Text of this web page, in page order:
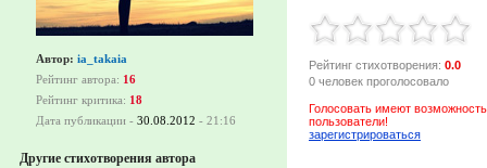
Автор: ia_takaia
Рейтинг автора: 16
Рейтинг критика: 18
Дата публикации - 30.08.2012 - 21:16
Другие стихотворения автора
Рейтинг стихотворения: 0.0
0 человек проголосовало
Голосовать имеют
пользователи!
зарегистрироваться